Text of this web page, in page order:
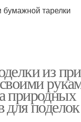
бумажной тарелки
из
природных
для поделок